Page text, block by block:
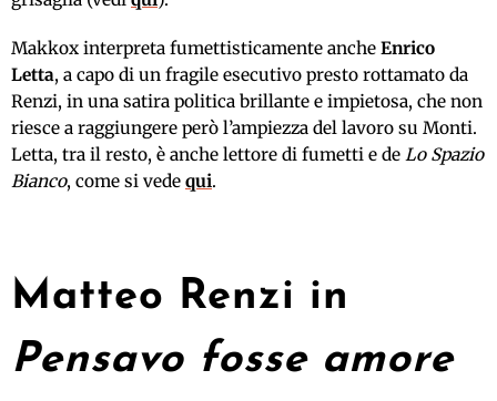
Makkox interpreta fumettisticamente anche Enrico
Letta, a capo di un fragile esecutivo presto rottamato da
Renzi, in una satira politica brillante e impietosa, che non
riesce a raggiungere però l’ampiezza del lavoro su Monti.
Letta, tra il resto, è anche lettore di fumetti e de Lo Spazio
Bianco, come si vede qui.
Matteo Renzi in
Pensavo fosse amore